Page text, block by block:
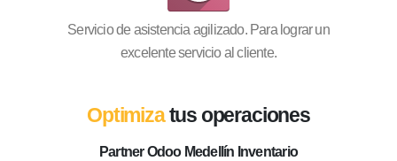
Servicio de asistencia agilizado. Para lograr un
excelente servicio al cliente.
Optimizatus operaciones
Partner Odoo Medellín Inventario